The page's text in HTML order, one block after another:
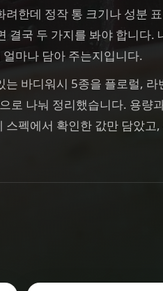
한데 정작 통 크기나 성분
결국 두 가지를 봐야 합니다.
마나 담아 주는지입니다.
바디워시 5종을 플로럴, 라
로 나눠 정리했습니다. 용량
펙에서 확인한 값만 담았고,